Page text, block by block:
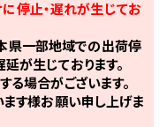
停止・遅れが生じてお
県一部地域での出荷停
が生じております。
場合がございます。
ます様お願い申し上げま